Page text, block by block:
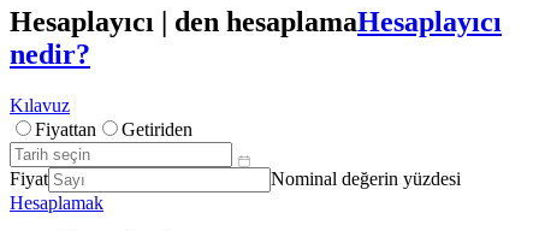
Hesaplayıcı | den hesaplamaHesaplayıcı
nedir?
Kılavuz
Fiyattan
Getiriden
Fiyat
Nominal değerin yüzdesi
Hesaplamak